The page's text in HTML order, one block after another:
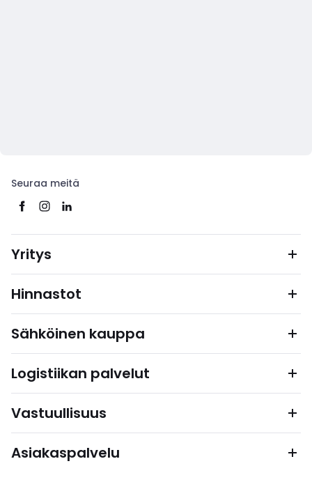
Seuraa meitä
Yritys
Hinnastot
Sähköinen kauppa
Logistiikan palvelut
Vastuullisuus
Asiakaspalvelu